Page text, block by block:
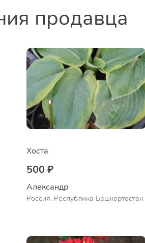
продавца
Хоста
500 ₽
Александр
Россия, Республика Башкортостан